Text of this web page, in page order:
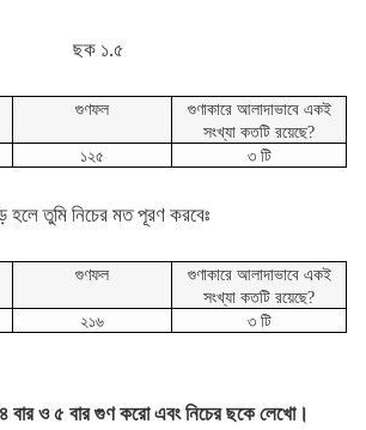
ছক ১.৫
গুণফল
গুণাকারে আলাদাভাবে একই
সংখ্যা কতটি রয়েছে?
১২৫ ৩ টি
হলে তুমি নিচের মত পূরণ করবেঃ
গুণফল
গুণাকারে আলাদাভাবে একই
সংখ্যা কতটি রয়েছে?
২১৬ ৩ টি
বার ও ৫ বার গুণ করো এবং নিচের ছকে লেখো।